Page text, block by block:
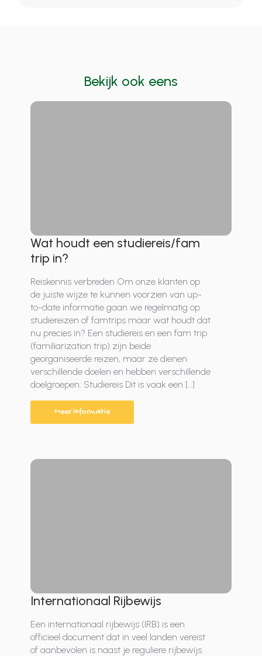
Bekijk ook eens
Wat houdt een studiereis/fam
trip in?
Reiskennis verbreden Om onze klanten op
de juiste wijze te kunnen voorzien van up-
to-date informatie gaan we regelmatig op
studiereizen of famtrips maar wat houdt dat
nu precies in? Een studiereis en een fam trip
(familiarization trip) zijn beide
georganiseerde reizen, maar ze dienen
verschillende doelen en hebben verschillende
doelgroepen: Studiereis Dit is vaak een […]
Meer informatie
Internationaal Rijbewijs
Een internationaal rijbewijs (IRB) is een
officieel document dat in veel landen vereist
of aanbevolen is naast je reguliere rijbewijs